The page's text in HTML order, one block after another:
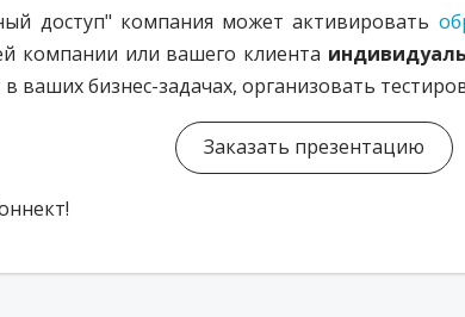
доступ" компания может активировать
компании или вашего клиента
ваших бизнес-задачах, организовать
Заказать презентацию